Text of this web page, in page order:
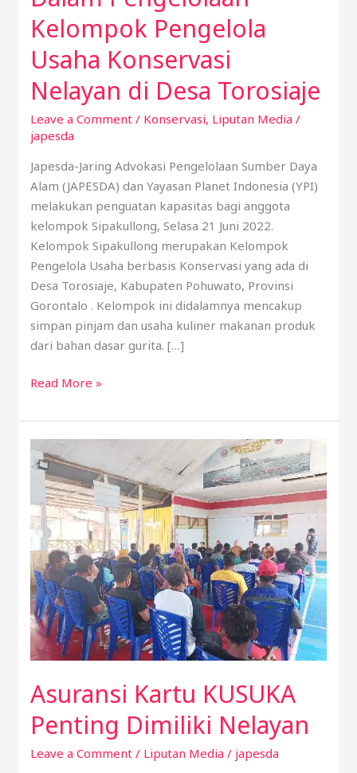
Kelompok Pengelola
Usaha Konservasi
Nelayan di Desa Torosiaje
Leave a Comment / Konservasi, Liputan Media /
japesda
Japesda-Jaring Advokasi Pengelolaan Sumber Daya
Alam (JAPESDA) dan Yayasan Planet Indonesia (YPI)
melakukan penguatan kapasitas bagi anggota
kelompok Sipakullong, Selasa 21 Juni 2022.
Kelompok Sipakullong merupakan Kelompok
Pengelola Usaha berbasis Konservasi yang ada di
Desa Torosiaje, Kabupaten Pohuwato, Provinsi
Gorontalo . Kelompok ini didalamnya mencakup
simpan pinjam dan usaha kuliner makanan produk
dari bahan dasar gurita. […]
Pengelolaan
Kelompok
Pengelola
Usaha
Konservasi
Nelayan
di
Torosiaje
Read More »
Asuransi Kartu KUSUKA
Penting Dimiliki Nelayan
Leave a Comment / Liputan Media / japesda
Asuransi
Kartu
KUSUKA
Penting
Dimiliki
Nelayan